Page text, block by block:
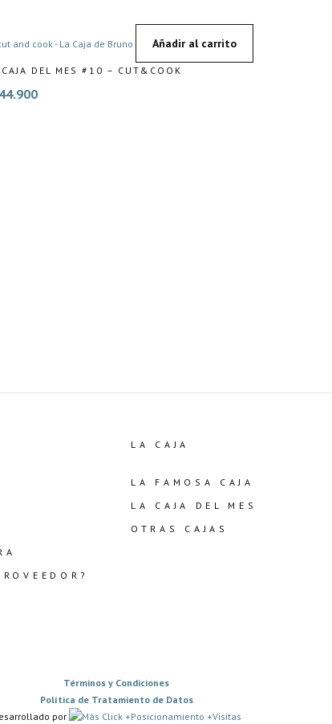
Añadir al carrito
DEL MES #10 – CUT&COOK
LA CAJA
LA FAMOSA CAJA
LA CAJA DEL MES
OTRAS CAJAS
Términos y Condiciones
Política de Tratamiento de Datos
por